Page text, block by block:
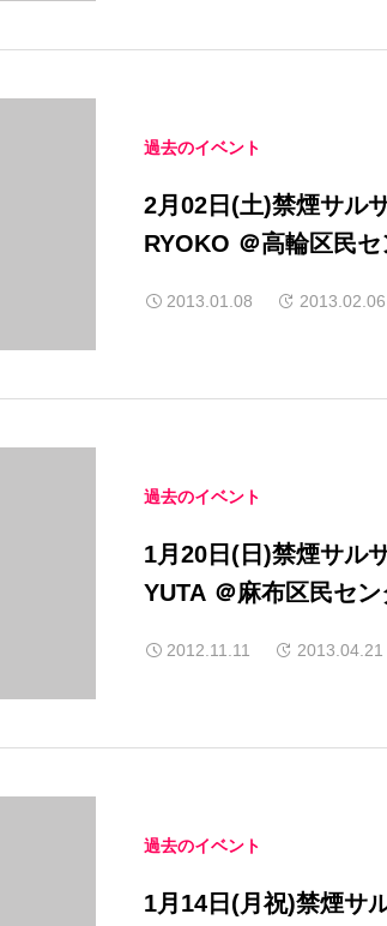
過去のイベント
2月02日(土)禁煙サル
RYOKO ＠高輪区民セ
2013.01.08 2013.02.06
過去のイベント
1月20日(日)禁煙サル
YUTA ＠麻布区民セン
2012.11.11 2013.04.21
過去のイベント
1月14日(月祝)禁煙サ